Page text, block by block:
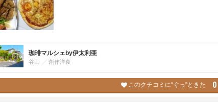
珈琲マルシェby伊太利亜
谷山 創作洋食
このクチコミに“ぐっ”ときた 0